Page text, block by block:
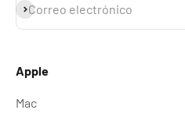
Correo electrónico
Suscribirse
Apple
Mac